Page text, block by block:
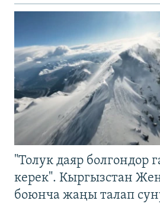
"Толук даяр болгондор
керек". Кыргызстан
боюнча жаңы талап